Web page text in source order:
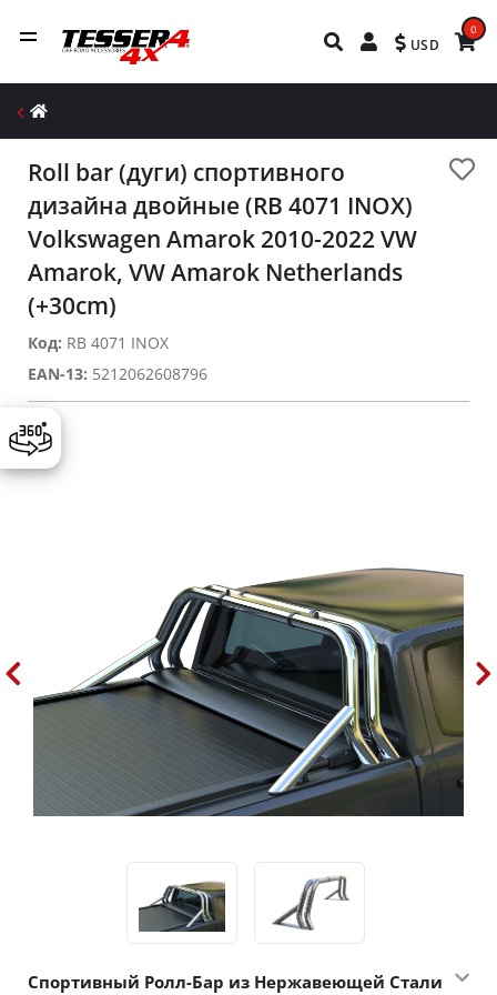
USD
0
Roll bar (дуги) спортивного
дизайна двойные (RB 4071 INOX)
Volkswagen Amarok 2010-2022 VW
Amarok, VW Amarok Netherlands
(+30cm)
Код: RB 4071 INOX
EAN-13: 5212062608796
Спортивный Ролл-Бар из Нержавеющей Стали